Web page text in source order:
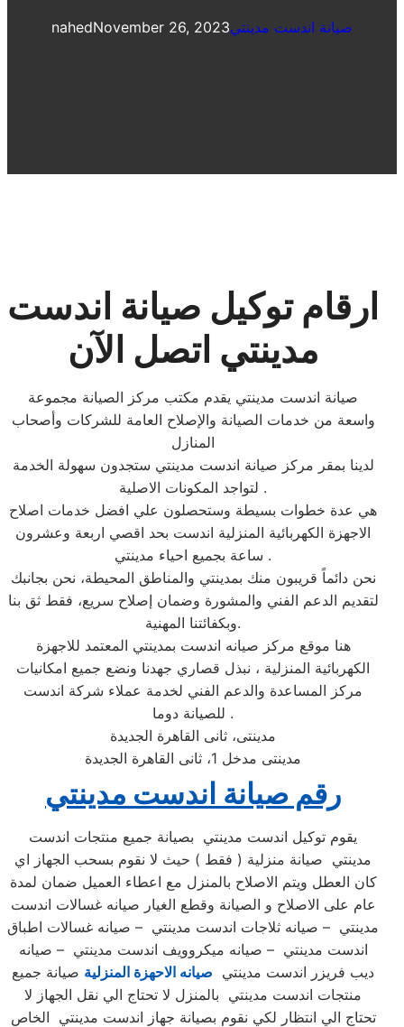
nahedNovember 26, 2023صيانة اندست مدينتي
ارقام توكيل صيانة اندست
مدينتي اتصل الآن
صيانة اندست مدينتي يقدم مكتب مركز الصيانة مجموعة
واسعة من خدمات الصيانة والإصلاح العامة للشركات وأصحاب
المنازل
لدينا بمقر مركز صيانة اندست مدينتي ستجدون سهولة الخدمة
لتواجد المكونات الاصلية .
هي عدة خطوات بسيطة وستحصلون علي افضل خدمات اصلاح
الاجهزة الكهربائية المنزلية اندست بحد اقصي اربعة وعشرون
ساعة بجميع احياء مدينتي .
نحن دائماً قريبون منك بمدينتي والمناطق المحيطة، نحن بجانبك
لتقديم الدعم الفني والمشورة وضمان إصلاح سريع، فقط ثق بنا
وبكفائتنا المهنية.
هنا موقع مركز صيانه اندست بمدينتي المعتمد للاجهزة
الكهربائية المنزلية ، نبذل قصاري جهدنا ونضع جميع امكانيات
مركز المساعدة والدعم الفني لخدمة عملاء شركة اندست
للصيانة دوما .
مدينتى، ثانى القاهرة الجديدة
مدينتى مدخل 1، ثانى القاهرة الجديدة
رقم صيانة اندست مدينتي
يقوم توكيل اندست مدينتي بصيانة جميع منتجات اندست
مدينتي صيانة منزلية ( فقط ) حيث لا نقوم بسحب الجهاز اي
كان العطل ويتم الاصلاح بالمنزل مع اعطاء العميل ضمان لمدة
عام على الاصلاح و الصيانة وقطع الغيار صيانه غسالات اندست
مدينتي – صيانه ثلاجات اندست مدينتي – صيانه غسالات اطباق
اندست مدينتي – صيانه ميكروويف اندست مدينتي – صيانه
ديب فريزر اندست مدينتي صيانه الاحهزة المنزلية صيانة جميع
منتجات اندست مدينتي بالمنزل لا تحتاج الي نقل الجهاز لا
تحتاج الي انتظار لكي نقوم بصيانة جهاز اندست مدينتي الخاص